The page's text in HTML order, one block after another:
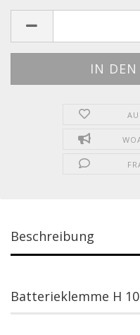
Beschreibung
Batterieklemme H